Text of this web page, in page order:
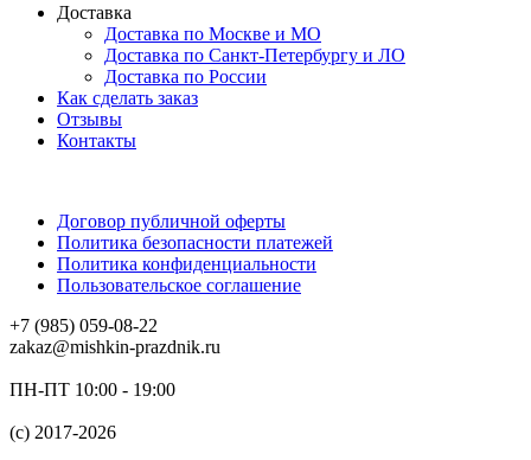
Доставка
Доставка по Москве и МО
Доставка по Санкт-Петербургу и ЛО
Доставка по России
Как сделать заказ
Отзывы
Контакты
Договор публичной оферты
Политика безопасности платежей
Политика конфиденциальности
Пользовательское соглашение
+7 (985) 059-08-22
zakaz@mishkin-prazdnik.ru
ПН-ПТ 10:00 - 19:00
(c) 2017-2026